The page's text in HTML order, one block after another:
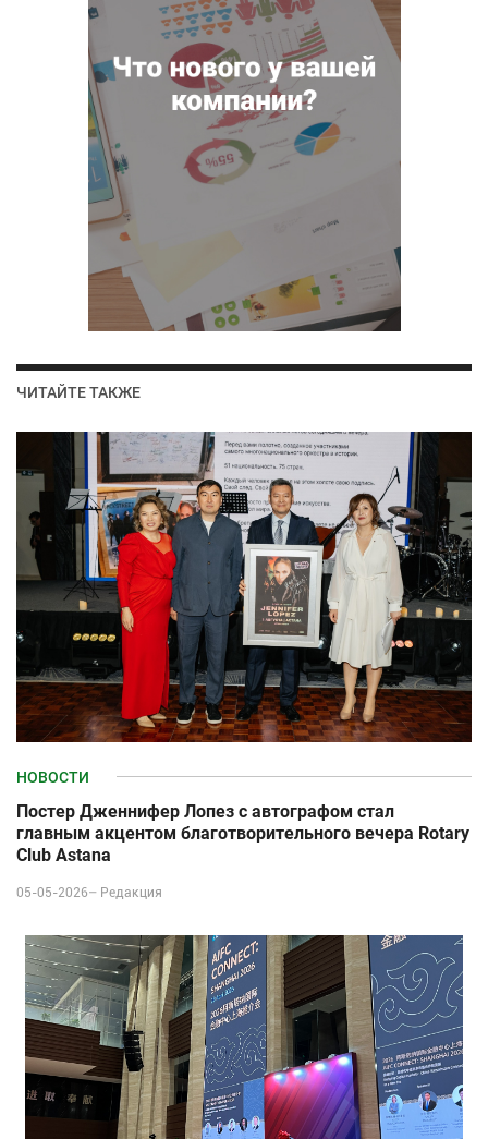
ЧИТАЙТЕ ТАКЖЕ
НОВОСТИ
Постер Дженнифер Лопез с автографом стал
главным акцентом благотворительного вечера Rotary
Club Astana
05-05-2026– Редакция